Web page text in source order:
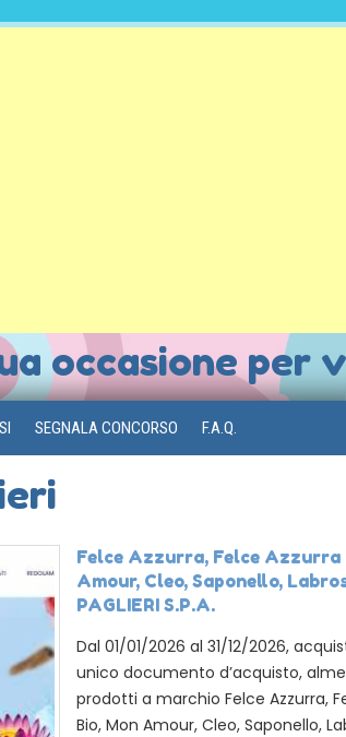
occasione per
SEGNALA CONCORSO F.A.Q.
Felce Azzurra, Felce Azzurra
Amour, Cleo, Saponello,
PAGLIERI S.P.A.
Dal 01/01/2026 al 31/12/2026,
unico documento d’acquisto,
prodotti a marchio Felce Azzurra,
Bio, Mon Amour, Cleo, Saponello,